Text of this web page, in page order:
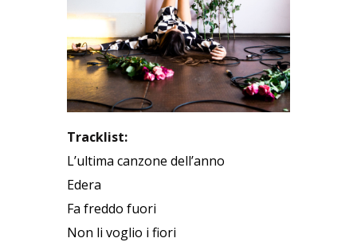
Tracklist:
L’ultima canzone dell’anno
Edera
Fa freddo fuori
Non li voglio i fiori